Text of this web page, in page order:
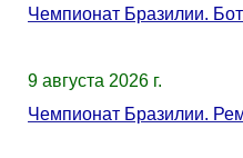
Чемпионат Бразилии.
9 августа 2026 г.
Чемпионат Бразилии.